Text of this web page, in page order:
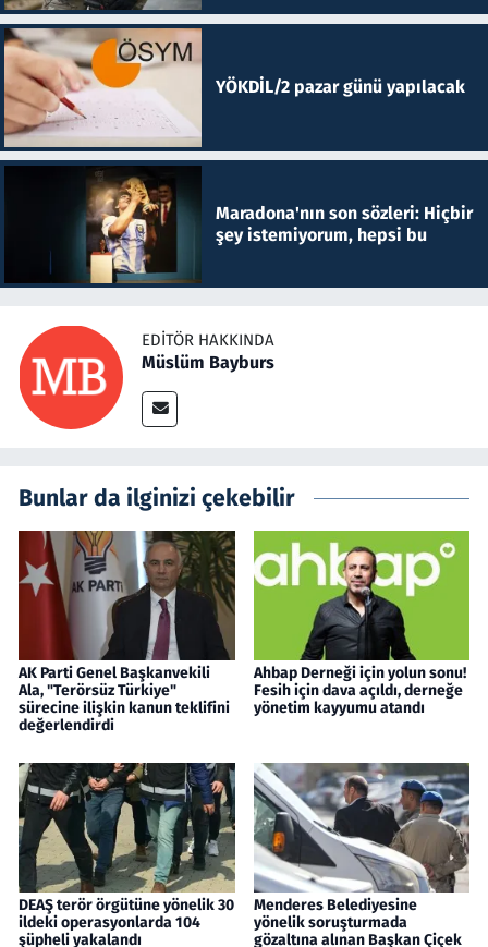
YÖKDİL/2 pazar günü yapılacak
Maradona'nın son sözleri: Hiçbir
şey istemiyorum, hepsi bu
EDITÖR HAKKINDA
Müslüm Bayburs
Bunlar da ilginizi çekebilir
AK Parti Genel Başkanvekili
Ala, "Terörsüz Türkiye"
sürecine ilişkin kanun teklifini
değerlendirdi
Ahbap Derneği için yolun sonu!
Fesih için dava açıldı, derneğe
yönetim kayyumu atandı
DEAŞ terör örgütüne yönelik 30
ildeki operasyonlarda 104
şüpheli yakalandı
Menderes Belediyesine
yönelik soruşturmada
gözaltına alınan Başkan Çiçek